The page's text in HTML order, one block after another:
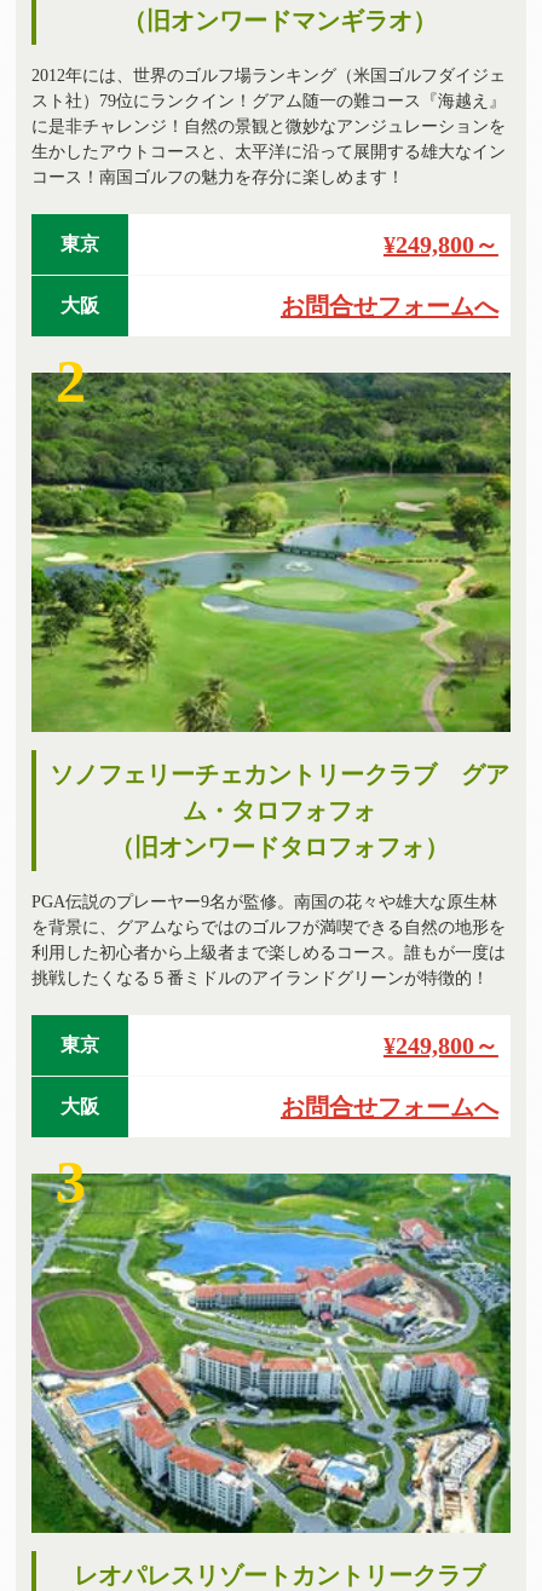
（旧オンワードマンギラオ）
2012年には、世界のゴルフ場ランキング（米国ゴルフダイジェ
スト社）79位にランクイン！グアム随一の難コース『海越え』
に是非チャレンジ！自然の景観と微妙なアンジュレーションを
生かしたアウトコースと、太平洋に沿って展開する雄大なイン
コース！南国ゴルフの魅力を存分に楽しめます！
東京 ¥249,800～
大阪 お問合せフォームへ
2
ソノフェリーチェカントリークラブ グア
ム・タロフォフォ
（旧オンワードタロフォフォ）
PGA伝説のプレーヤー9名が監修。南国の花々や雄大な原生林
を背景に、グアムならではのゴルフが満喫できる自然の地形を
利用した初心者から上級者まで楽しめるコース。誰もが一度は
挑戦したくなる５番ミドルのアイランドグリーンが特徴的！
東京 ¥249,800～
大阪 お問合せフォームへ
3
レオパレスリゾートカントリークラブ